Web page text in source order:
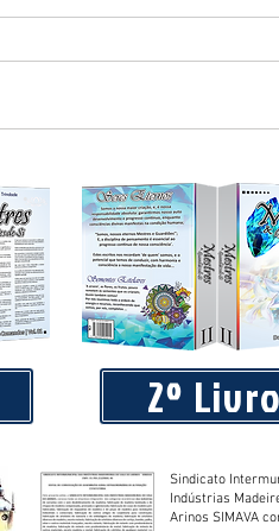
público que requereu
2º
Sindicato
Indústrias
Arinos SIMAVA convoca à